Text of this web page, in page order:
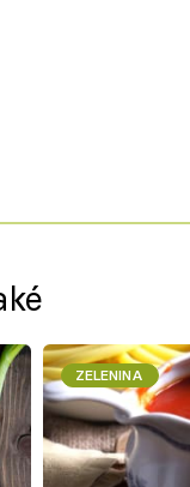
ZELENINA